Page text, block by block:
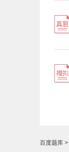
百度题库 >